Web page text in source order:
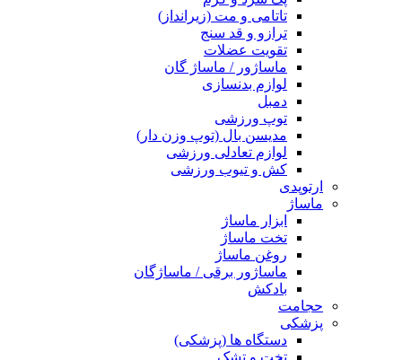
تاتامی و مت (زیرانداز)
ترازو و قد سنج
تقویت عضلات
ماساژور / ماساژ گان
لوازم بدنسازی
دمبل
توپ ورزشی
مدیسن بال (توپ وزن دار)
لوازم تعادلی ورزشی
کش و تیوب ورزشی
ارتوپدی
ماساژ
ابزار ماساژ
تخت ماساژ
روغن ماساژ
ماساژور برقی / ماساژگان
بادکش
حجامت
پزشکی
دستگاه ها (پزشکی)
تخت و تشک